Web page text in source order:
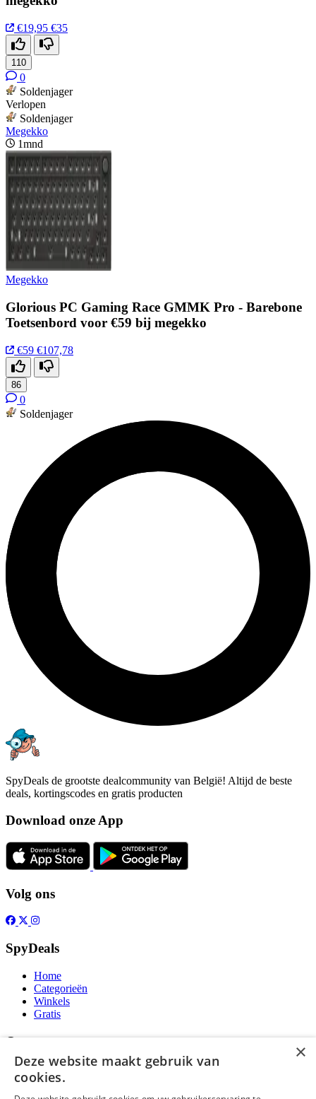
€19,95 €35
110
0
Soldenjager
Verlopen
Soldenjager
Megekko
1mnd
Megekko
Glorious PC Gaming Race GMMK Pro - Barebone
Toetsenbord voor €59 bij megekko
€59 €107,78
86
0
Soldenjager
SpyDeals de grootste dealcommunity van België! Altijd de beste
deals, kortingscodes en gratis producten
Download onze App
Volg ons
SpyDeals
Home
Categorieën
Winkels
Gratis
Over
Over ons
Contact
Publicatieregels
×
Deze website maakt gebruik van
cookies.